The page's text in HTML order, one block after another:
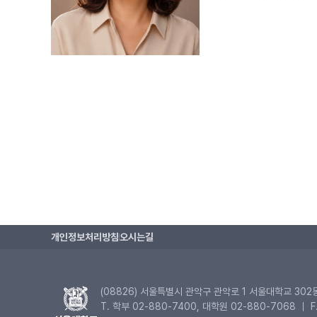
개인정보처리방침오시는길
(08826) 서울특별시 관악구 관악로 1 서울대학교 302
T. 학부 02-880-7400, 대학원 02-880-7068 ｜